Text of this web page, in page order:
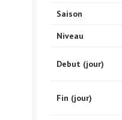
Saison
Niveau
Debut (jour)
Fin (jour)